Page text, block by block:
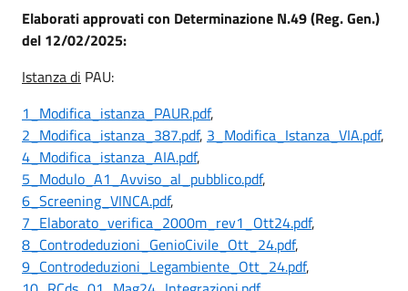
Elaborati approvati con Determinazione N.49 (Reg. Gen.)
del 12/02/2025:
Istanza di PAU:
1_Modifica_istanza_PAUR.pdf,
2_Modifica_istanza_387.pdf, 3_Modifica_Istanza_VIA.pdf,
4_Modifica_istanza_AIA.pdf,
5_Modulo_A1_Avviso_al_pubblico.pdf,
6_Screening_VINCA.pdf,
7_Elaborato_verifica_2000m_rev1_Ott24.pdf,
8_Controdeduzioni_GenioCivile_Ott_24.pdf,
9_Controdeduzioni_Legambiente_Ott_24.pdf,